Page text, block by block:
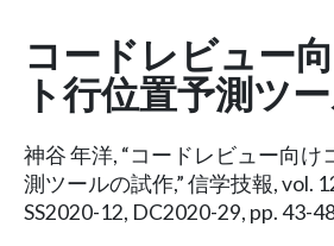
コードレビュー
ト行位置予測ツ
神谷 年洋, “コードレビュー向け
測ツールの試作,” 信学技報, vol.
SS2020-12, DC2020-29, pp. 43-